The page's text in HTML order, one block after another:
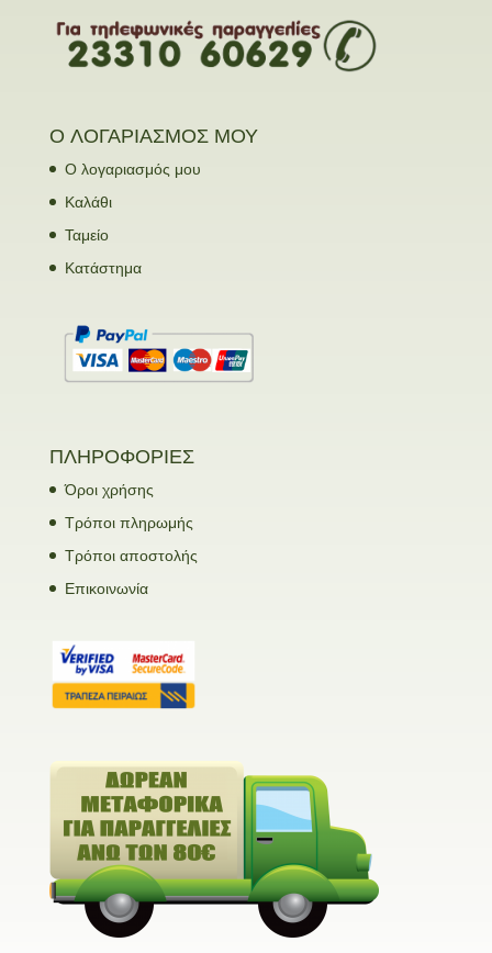
Ο ΛΟΓΑΡΙΑΣΜΟΣ ΜΟΥ
Ο λογαριασμός μου
Καλάθι
Ταμείο
Κατάστημα
ΠΛΗΡΟΦΟΡΙΕΣ
Όροι χρήσης
Τρόποι πληρωμής
Τρόποι αποστολής
Επικοινωνία